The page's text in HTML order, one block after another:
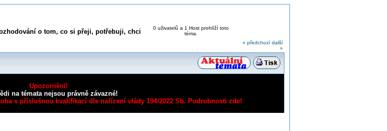
o tom, co si přeji, potřebuji, chci
0 uživatelů a 1 Host prohlíží toto
téma.
« předchozí další
»
Upozornění!
na témata nejsou právně závazné!
s příslušnou kvalifikací dle nařízení vlády 194/2022 Sb. Podrobnosti zde!